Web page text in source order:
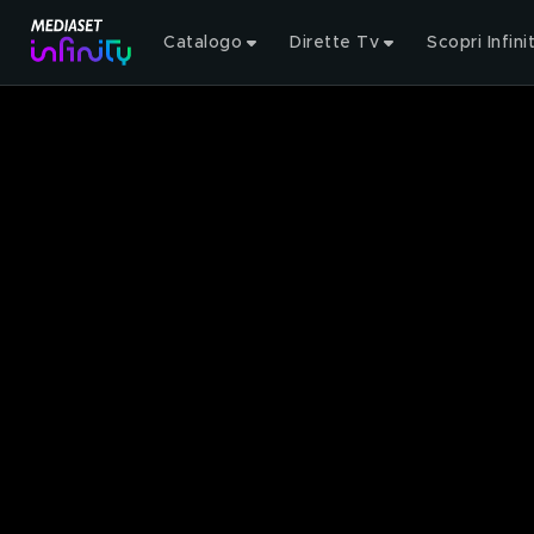
Catalogo Dirette Tv Scopri